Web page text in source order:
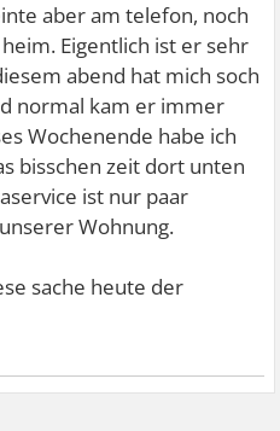
aber am telefon, noch
Eigentlich ist er sehr
abend hat mich soch
normal kam er immer
Wochenende habe ich
bisschen zeit dort unten
ist nur paar
Wohnung.
sache heute der